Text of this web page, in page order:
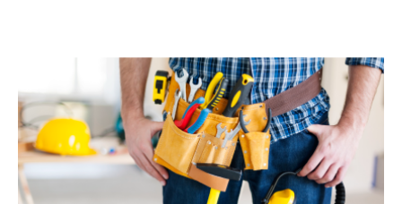
Service Bricoleur Multi services
Service pour particulier
Service Multi services